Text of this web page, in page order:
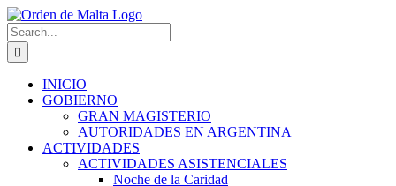
Skip
to
content
Search
for:
INICIO
GOBIERNO
GRAN MAGISTERIO
AUTORIDADES EN ARGENTINA
ACTIVIDADES
ACTIVIDADES ASISTENCIALES
Noche de la Caridad